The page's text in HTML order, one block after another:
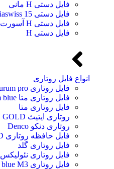
فایل دستی H مانی
فایل دستی 15 K Diaswiss
فایل دستی H آسورت 15 تا 40
فایل دستی H
انواع فایل روتاری
فایل روتاری Aurum pro
فایل روتاری متا aurum blue
فایل روتاری متا
روتاری ایتیث GOLD
روتاری دنکو Denco
فایل حافظه روتاری NEO SMD
فایل روتاری گلد
فایل روتاری نئولیکس
فایل روتاری L blue M3 سایز 20